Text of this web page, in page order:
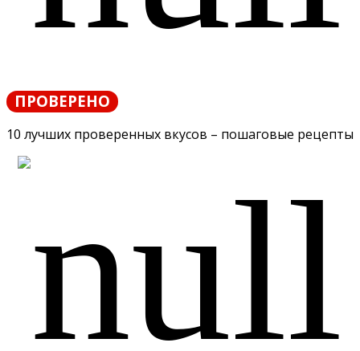
ПРОВЕРЕНО
10 лучших проверенных вкусов – пошаговые рецепты